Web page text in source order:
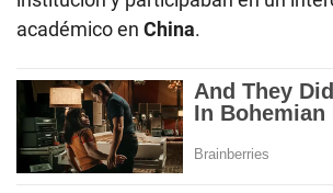
académico en China.